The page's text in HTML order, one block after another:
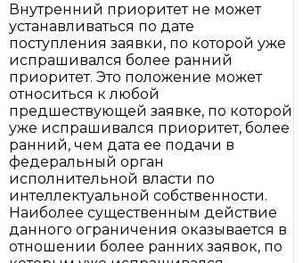
Внутренний приоритет не может
устанавливаться по дате
поступления заявки, по которой уже
испрашивался более ранний
приоритет. Это положение может
относиться к любой
предшествующей заявке, по которой
уже испрашивался приоритет, более
ранний, чем дата ее подачи в
федеральный орган
исполнительной власти по
интеллектуальной собственности.
Наиболее существенным действие
данного ограничения оказывается в
отношении более ранних заявок, по